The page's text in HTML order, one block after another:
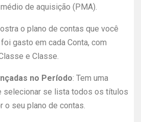
de aquisição (PMA).
o plano de contas que você
gasto em cada Conta, com
e Classe.
no Período: Tem uma
selecionar se lista todos os títulos
o seu plano de contas.